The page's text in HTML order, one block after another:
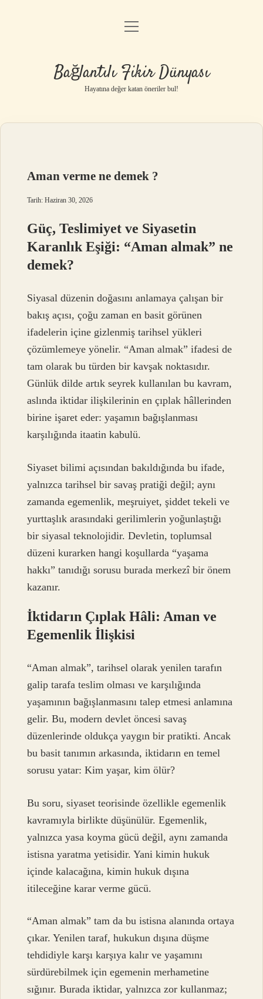
Anasayfa
Yasal Uyarı
menüyü
Bağlantılı Fikir Dünyası
Hayatına değer katan öneriler bul!
Aman verme ne demek ?
Tarih: Haziran 30, 2026
Güç, Teslimiyet ve Siyasetin
Karanlık Eşiği: “Aman almak” ne
demek?
Siyasal düzenin doğasını anlamaya çalışan bir
bakış açısı, çoğu zaman en basit görünen
ifadelerin içine gizlenmiş tarihsel yükleri
çözümlemeye yönelir. “Aman almak” ifadesi de
tam olarak bu türden bir kavşak noktasıdır.
Günlük dilde artık seyrek kullanılan bu kavram,
aslında iktidar ilişkilerinin en çıplak hâllerinden
birine işaret eder: yaşamın bağışlanması
karşılığında itaatin kabulü.
Siyaset bilimi açısından bakıldığında bu ifade,
yalnızca tarihsel bir savaş pratiği değil; aynı
zamanda egemenlik, meşruiyet, şiddet tekeli ve
yurttaşlık arasındaki gerilimlerin yoğunlaştığı
bir siyasal teknolojidir. Devletin, toplumsal
düzeni kurarken hangi koşullarda “yaşama
hakkı” tanıdığı sorusu burada merkezî bir önem
kazanır.
İktidarın Çıplak Hâli: Aman ve
Egemenlik İlişkisi
“Aman almak”, tarihsel olarak yenilen tarafın
galip tarafa teslim olması ve karşılığında
yaşamının bağışlanmasını talep etmesi anlamına
gelir. Bu, modern devlet öncesi savaş
düzenlerinde oldukça yaygın bir pratikti. Ancak
bu basit tanımın arkasında, iktidarın en temel
sorusu yatar: Kim yaşar, kim ölür?
Bu soru, siyaset teorisinde özellikle egemenlik
kavramıyla birlikte düşünülür. Egemenlik,
yalnızca yasa koyma gücü değil, aynı zamanda
istisna yaratma yetisidir. Yani kimin hukuk
içinde kalacağına, kimin hukuk dışına
itileceğine karar verme gücü.
“Aman almak” tam da bu istisna alanında ortaya
çıkar. Yenilen taraf, hukukun dışına düşme
tehdidiyle karşı karşıya kalır ve yaşamını
sürdürebilmek için egemenin merhametine
sığınır. Burada iktidar, yalnızca zor kullanmaz;